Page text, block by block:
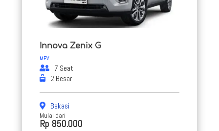
Innova Zenix G
MPV
7 Seat
2 Besar
Bekasi
Mulai dari
Rp 850.000